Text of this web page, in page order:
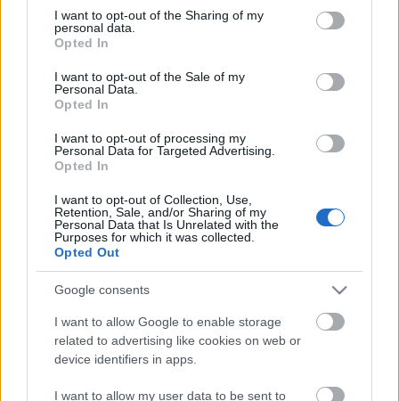
not limited to your visit or usage behaviour. You may click to
grant or deny consent to Google and its third-party tags to
use your data for below specified purposes in below Google
consent section.
I want to opt-out of the Sharing of my
personal data.
Opted In
I want to opt-out of the Sale of my
Personal Data.
Opted In
I want to opt-out of processing my
Personal Data for Targeted Advertising.
Opted In
I want to opt-out of Collection, Use,
Retention, Sale, and/or Sharing of my
Personal Data that Is Unrelated with the
Purposes for which it was collected.
Opted Out
Google consents
I want to allow Google to enable storage
related to advertising like cookies on web or
device identifiers in apps.
I want to allow my user data to be sent to
Liza, a kalapács (Castle a Dürer-
kertben)
Duplájánál is többen álltunk a színpad előtt a
múltkori koncert lélekszámánál, ami láthatóan a
zenészeknek is nagyon jól esett. Ha alulról is, de
súroltuk az 50 főt. De mit számít mindez, én ott
voltam! Hogy meglessem a negyedik lemezével
turnézó San Franciscó-i Castle élő produkcióját –
immár…